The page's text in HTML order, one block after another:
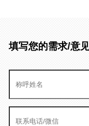
填写您的需求/意